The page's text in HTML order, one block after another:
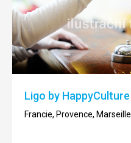
Ligo by HappyCulture
Francie, Provence, Marseille